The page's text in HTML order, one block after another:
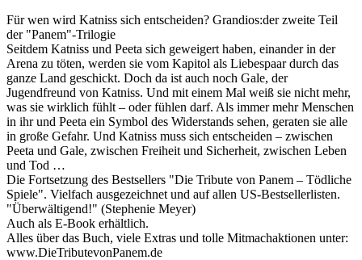
Für wen wird Katniss sich entscheiden? Grandios:der zweite Teil
der "Panem"-Trilogie
Seitdem Katniss und Peeta sich geweigert haben, einander in der
Arena zu töten, werden sie vom Kapitol als Liebespaar durch das
ganze Land geschickt. Doch da ist auch noch Gale, der
Jugendfreund von Katniss. Und mit einem Mal weiß sie nicht mehr,
was sie wirklich fühlt – oder fühlen darf. Als immer mehr Menschen
in ihr und Peeta ein Symbol des Widerstands sehen, geraten sie alle
in große Gefahr. Und Katniss muss sich entscheiden – zwischen
Peeta und Gale, zwischen Freiheit und Sicherheit, zwischen Leben
und Tod …
Die Fortsetzung des Bestsellers "Die Tribute von Panem – Tödliche
Spiele". Vielfach ausgezeichnet und auf allen US-Bestsellerlisten.
"Überwältigend!" (Stephenie Meyer)
Auch als E-Book erhältlich.
Alles über das Buch, viele Extras und tolle Mitmachaktionen unter:
www.DieTributevonPanem.de